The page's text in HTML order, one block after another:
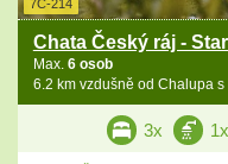
7C-214
Chata Český ráj -
Max. 6 osob
6.2 km vzdušně od Chalupa
3x 1x